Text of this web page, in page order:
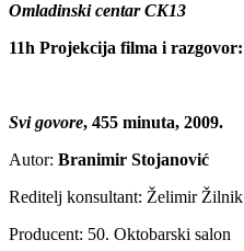
Omladinski centar CK13
11h Projekcija filma i razgovor:
Svi govore, 455 minuta, 2009.
Autor: Branimir Stojanović
Reditelj konsultant: Želimir Žilnik
Producent: 50. Oktobarski salon